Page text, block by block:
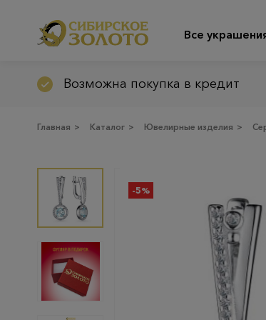
Все
Возможна покупка в кредит
Главная > Каталог > Ювелирные изделия >
-5%